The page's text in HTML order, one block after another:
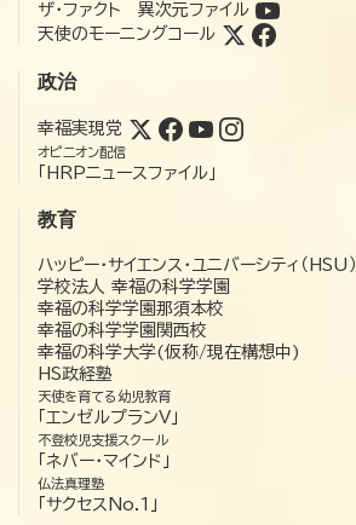
ザ・ファクト 異次元ファイル
天使のモーニングコール
政治
幸福実現党
オピニオン配信
「HRPニュースファイル」
教育
ハッピー・サイエンス・ユニバーシティ（HSU）
学校法人 幸福の科学学園
幸福の科学学園那須本校
幸福の科学学園関西校
幸福の科学大学(仮称/現在構想中)
HS政経塾
天使を育てる幼児教育
「エンゼルプランV」
不登校児支援スクール
「ネバー・マインド」
仏法真理塾
「サクセスNo.1」